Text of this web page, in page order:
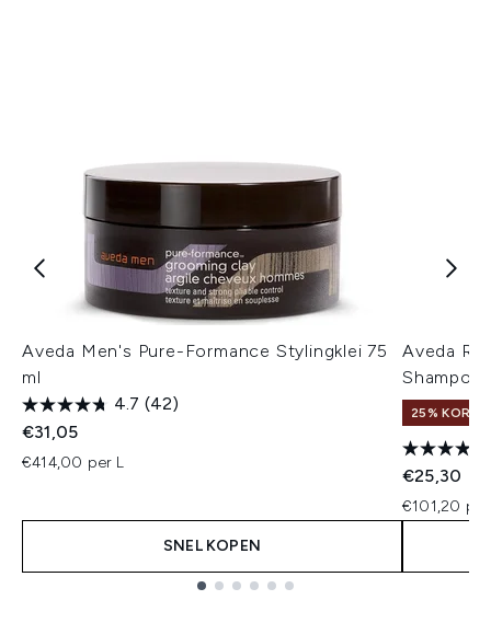
Aveda Men's Pure-Formance Stylingklei 75
ml
4.7 (42)
€31,05
€414,00 per L
SNEL KOPEN
Aveda
Shampoo
25%
€25,30
€101,20